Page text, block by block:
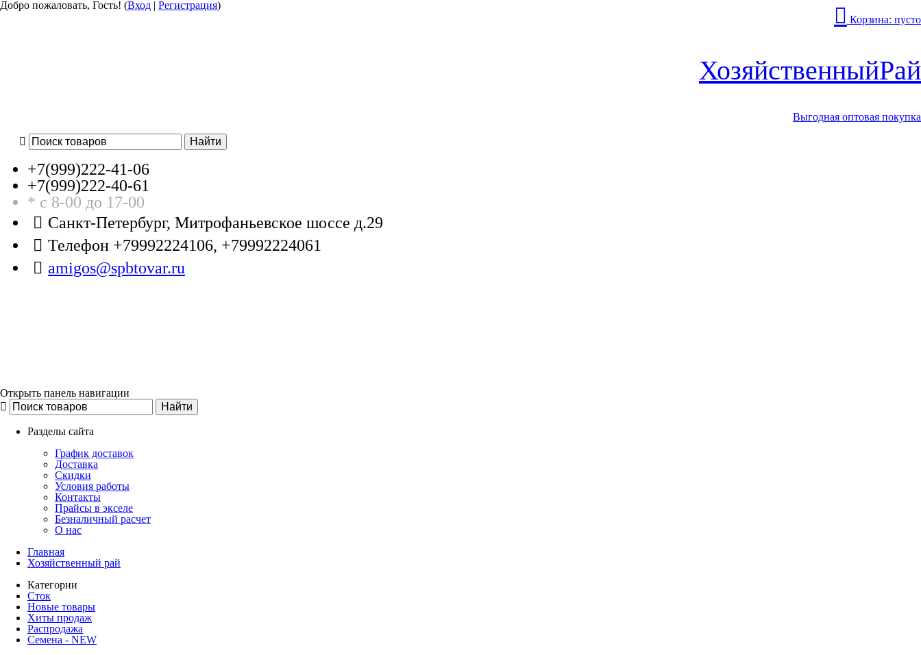
Добро пожаловать, Гость! (Вход | Регистрация)
Корзина: пусто
ХозяйственныйРай
Выгодная оптовая покупка
+7(999)222-41-06
+7(999)222-40-61
* с 8-00 до 17-00
Санкт-Петербург, Митрофаньевское шоссе д.29
Телефон +79992224106, +79992224061
amigos@spbtovar.ru
Открыть панель навигации
Разделы сайта
График доставок
Доставка
Скидки
Условия работы
Контакты
Прайсы в экселе
Безналичный расчет
О нас
Главная
Хозяйственный рай
Категории
Сток
Новые товары
Хиты продаж
Распродажа
Семена - NEW